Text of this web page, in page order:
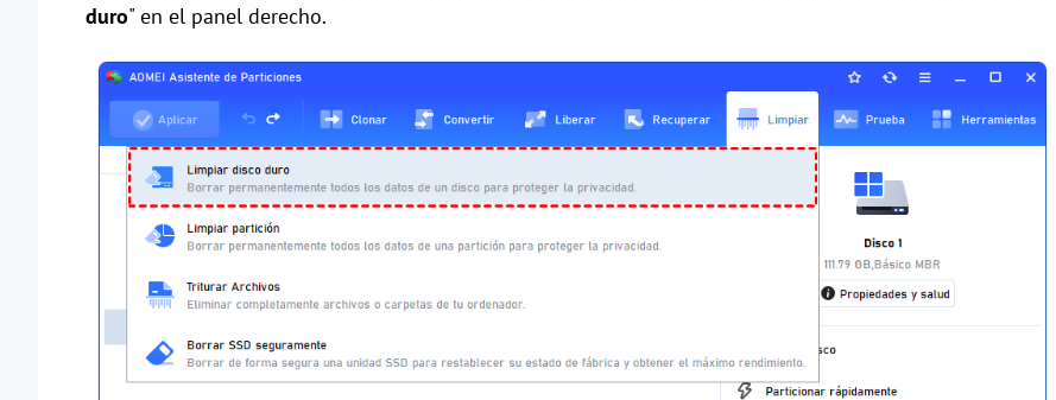
duro" en el panel derecho.